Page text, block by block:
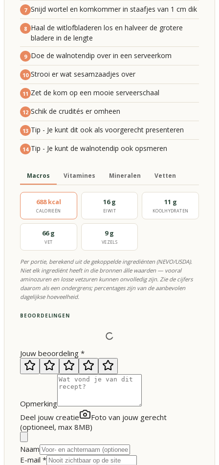
7 Snijd wortel en komkommer in staafjes van 1 cm dik
8 Haal de witlofbladeren los en halveer de grotere
bladere in de lengte
9 Doe de walnotendip over in een serveerkom
10 Strooi er wat sesamzaadjes over
11 Zet de kom op een mooie serveerschaal
12 Schik de crudités er omheen
13 Tip - Je kunt dit ook als voorgerecht presenteren
14 Tip - Je kunt de walnotendip ook opsmeren
Macros Vitamines Mineralen Vetten
688 kcal
CALORIEËN
16 g
EIWIT
11 g
KOOLHYDRATEN
66 g
VET
9 g
VEZELS
Per portie, berekend uit de gekoppelde ingrediënten (NEVO/USDA).
Niet elk ingrediënt heeft in die bronnen álle waarden — vooral
aminozuren en losse vetzuren kunnen onvolledig zijn. Zie de cijfers
daarom als een ondergrens; percentages zijn van de aanbevolen
dagelijkse hoeveelheid.
BEOORDELINGEN
Jouw beoordeling *
Opmerking
Deel jouw creatie
Foto van jouw gerecht
(optioneel, max 8MB)
Naam
E-mail *